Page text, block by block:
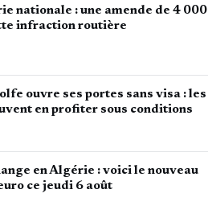
nationale : une amende de 4 000
infraction routière
ouvre ses portes sans visa : les
en profiter sous conditions
en Algérie : voici le nouveau
ce jeudi 6 août